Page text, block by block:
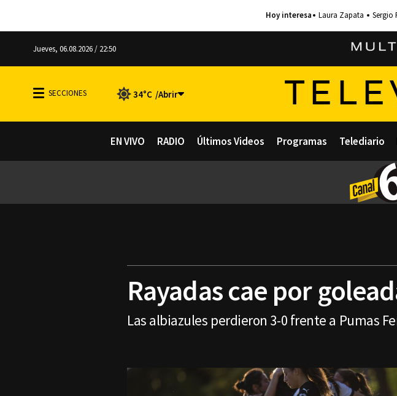
Laura Zapata Sergio
Jueves, 06.08.2026 / 22:50
34°C
EN VIVO RADIO Últimos Videos Programas Telediario
Rayadas cae por
Las albiazules perdieron 3-0 frente a Pumas